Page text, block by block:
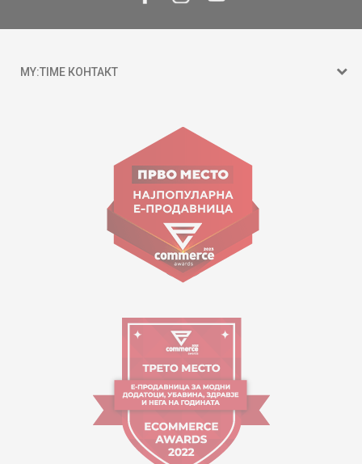
MY:TIME КОНТАКТ
ул. Гоце Николовски бр.74 Скопје
contact@mytime.mk
Работно време:
09:00 до 17:00